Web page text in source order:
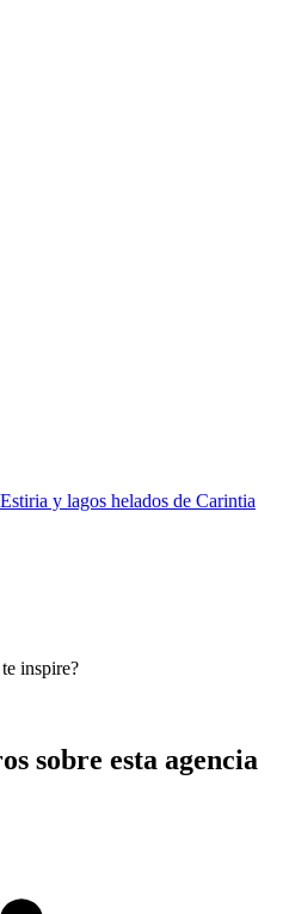
y lagos helados de Carintia
inspire?
sobre esta agencia